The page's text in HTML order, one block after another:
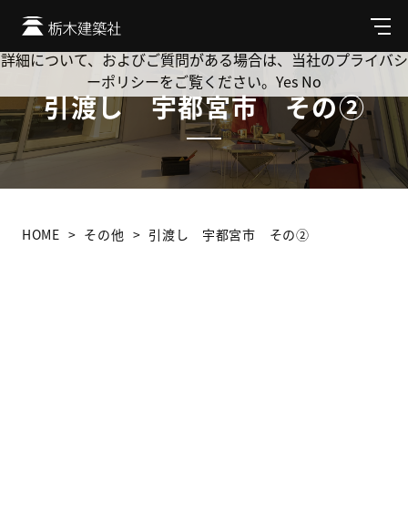
メ
ニ
ュ
引渡し 宇都宮市 その②
HOME その他 引渡し 宇都宮市 その②
Cookie を使用して、お客様の活動を追跡してもよろしいです
か? 当社ではお客様のプライバシーを極めて重視しています。
詳細について、およびご質問がある場合は、当社のプライバシ
ーポリシーをご覧ください。 Yes No